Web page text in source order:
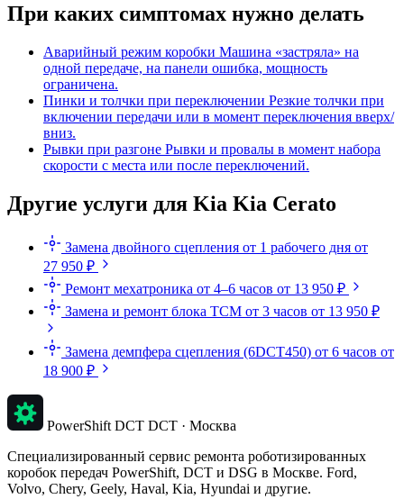
При каких симптомах нужно делать
Аварийный режим коробки Машина «застряла» на
одной передаче, на панели ошибка, мощность
ограничена.
Пинки и толчки при переключении Резкие толчки при
включении передачи или в момент переключения вверх/
вниз.
Рывки при разгоне Рывки и провалы в момент набора
скорости с места или после переключений.
Другие услуги для Kia Kia Cerato
Замена двойного сцепления от 1 рабочего дня от
27 950 ₽
Ремонт мехатроника от 4–6 часов от 13 950 ₽
Замена и ремонт блока TCM от 3 часов от 13 950 ₽
Замена демпфера сцепления (6DCT450) от 6 часов от
18 900 ₽
PowerShift DCT DCT · Москва
Специализированный сервис ремонта роботизированных
коробок передач PowerShift, DCT и DSG в Москве. Ford,
Volvo, Chery, Geely, Haval, Kia, Hyundai и другие.